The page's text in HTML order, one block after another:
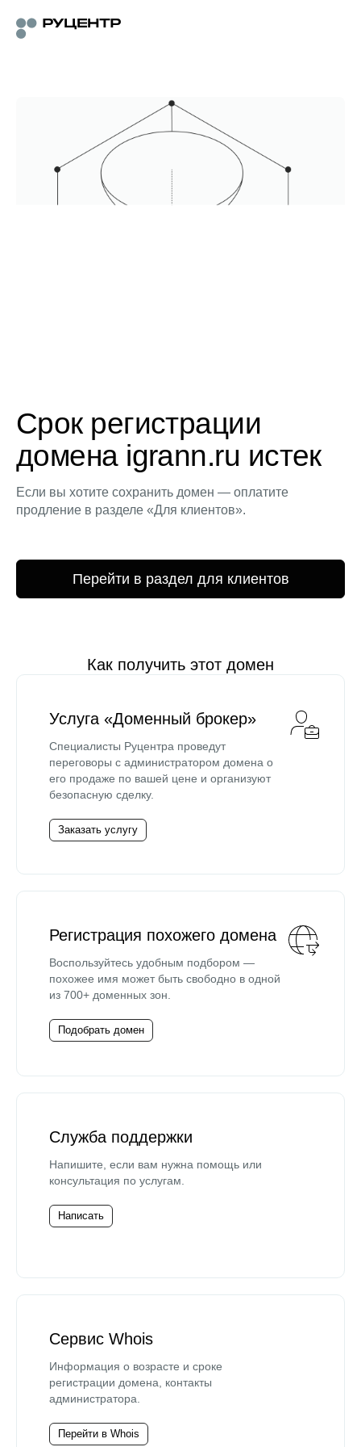
Срок регистрации
домена igrann.ru истек
Если вы хотите сохранить домен — оплатите
продление в разделе «Для клиентов».
Перейти в раздел для клиентов
Как получить этот домен
Услуга «Доменный брокер»
Специалисты Руцентра проведут
переговоры с администратором домена о
его продаже по вашей цене и организуют
безопасную сделку.
Заказать услугу
Регистрация похожего домена
Воспользуйтесь удобным подбором —
похожее имя может быть свободно в одной
из 700+ доменных зон.
Подобрать домен
Служба поддержки
Напишите, если вам нужна помощь или
консультация по услугам.
Написать
Сервис Whois
Информация о возрасте и сроке
регистрации домена, контакты
администратора.
Перейти в Whois